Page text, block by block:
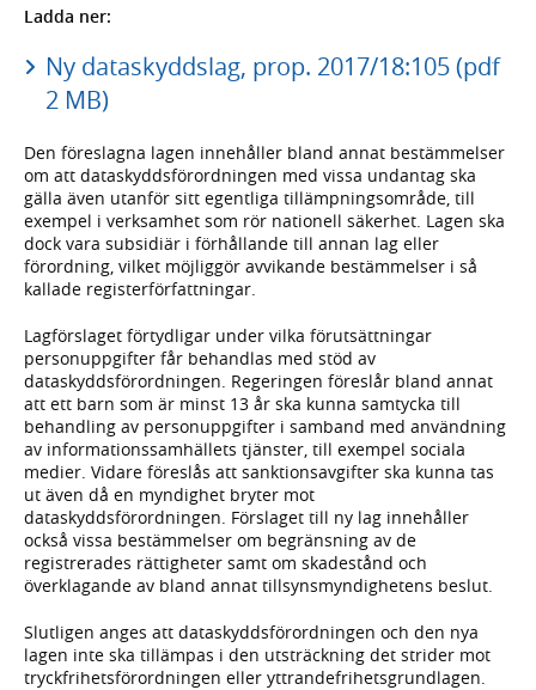
Ladda ner:
Ny dataskyddslag, prop. 2017/18:105 (pdf
2 MB)
Den föreslagna lagen innehåller bland annat bestämmelser
om att dataskyddsförordningen med vissa undantag ska
gälla även utanför sitt egentliga tillämpningsområde, till
exempel i verksamhet som rör nationell säkerhet. Lagen ska
dock vara subsidiär i förhållande till annan lag eller
förordning, vilket möjliggör avvikande bestämmelser i så
kallade registerförfattningar.
Lagförslaget förtydligar under vilka förutsättningar
personuppgifter får behandlas med stöd av
dataskyddsförordningen. Regeringen föreslår bland annat
att ett barn som är minst 13 år ska kunna samtycka till
behandling av personuppgifter i samband med användning
av informationssamhällets tjänster, till exempel sociala
medier. Vidare föreslås att sanktionsavgifter ska kunna tas
ut även då en myndighet bryter mot
dataskyddsförordningen. Förslaget till ny lag innehåller
också vissa bestämmelser om begränsning av de
registrerades rättigheter samt om skadestånd och
överklagande av bland annat tillsynsmyndighetens beslut.
Slutligen anges att dataskyddsförordningen och den nya
lagen inte ska tillämpas i den utsträckning det strider mot
tryckfrihetsförordningen eller yttrandefrihetsgrundlagen.